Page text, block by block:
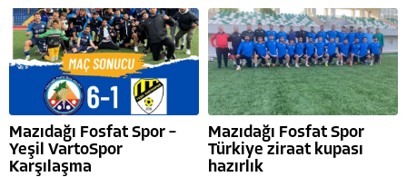
Mazıdağı Fosfat Spor –
Yeşil VartoSpor
Karşılaşma
Mazıdağı Fosfat Spor
Türkiye ziraat kupası
hazırlık